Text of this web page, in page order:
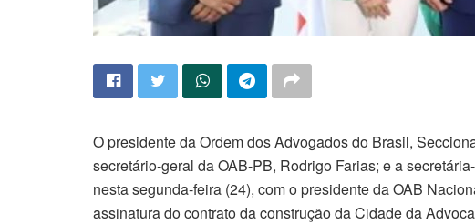
O presidente da Ordem dos Advogados do Brasil,
secretário-geral da OAB-PB, Rodrigo Farias; e a
nesta segunda-feira (24), com o presidente da OAB
assinatura do contrato da construção da Cidade da